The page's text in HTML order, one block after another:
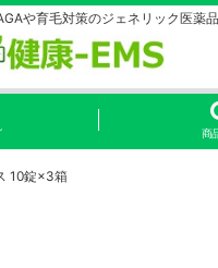
や育毛対策のジェネリック医薬
商
10錠×3箱